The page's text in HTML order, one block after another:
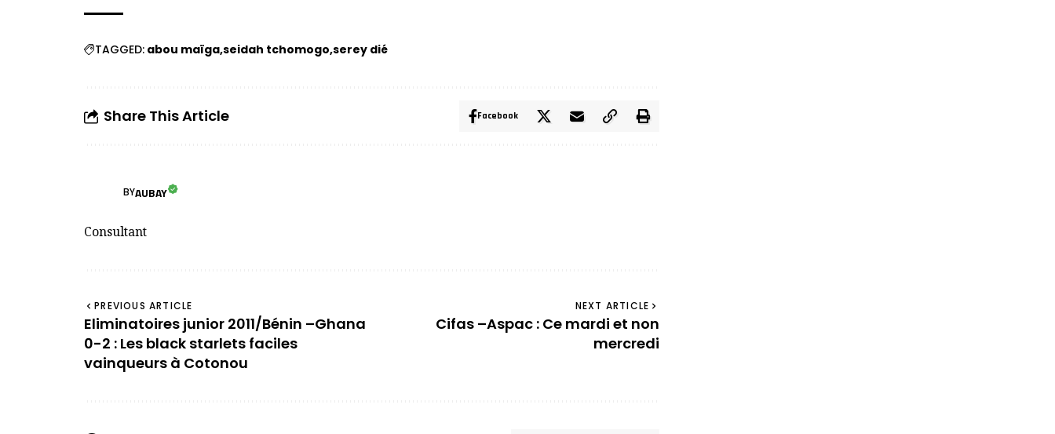
TAGGED: abou maïga seidah tchomogo serey dié
Share This Article Facebook
BYAUBAY
Consultant
PREVIOUS ARTICLE
Eliminatoires junior 2011/Bénin –Ghana
0-2 : Les black starlets faciles
vainqueurs à Cotonou
NEXT ARTICLE
Cifas –Aspac : Ce mardi et non
mercredi